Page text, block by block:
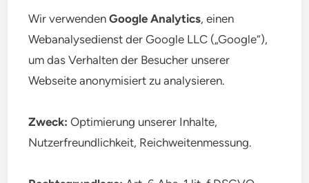
Wir verwendenGoogle Analytics, einen
Webanalysedienst der Google LLC („Google“),
um das Verhalten der Besucher unserer
Webseite anonymisiert zu analysieren.
Zweck: Optimierung unserer Inhalte,
Nutzerfreundlichkeit, Reichweitenmessung.